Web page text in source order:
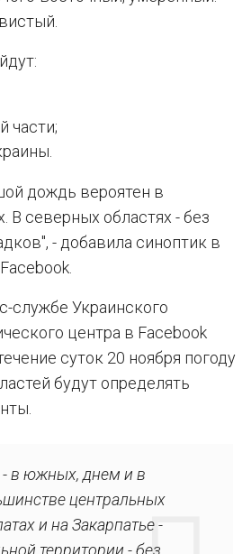
части;
дождь вероятен в
В северных областях - без
- добавила синоптик в
службе Украинского
центра в Facebook
суток 20 ноября погоду
будут определять
в южных, днем и в
центральных
и на Закарпатье -